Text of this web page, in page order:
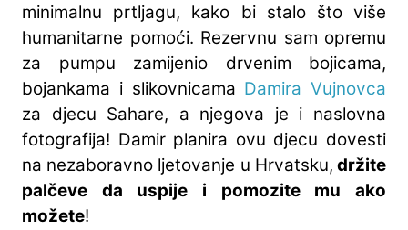
minimalnu prtljagu, kako bi stalo što više
humanitarne pomoći. Rezervnu sam opremu
za pumpu zamijenio drvenim bojicama,
bojankama i slikovnicama Damira Vujnovca
za djecu Sahare, a njegova je i naslovna
fotografija! Damir planira ovu djecu dovesti
na nezaboravno ljetovanje u Hrvatsku, držite
palčeve da uspije i pomozite mu ako
možete!